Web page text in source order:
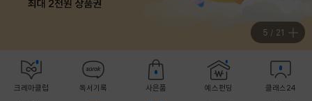
6 / 21
크레마클럽 독서기록 사은품 예스펀딩 클래스24